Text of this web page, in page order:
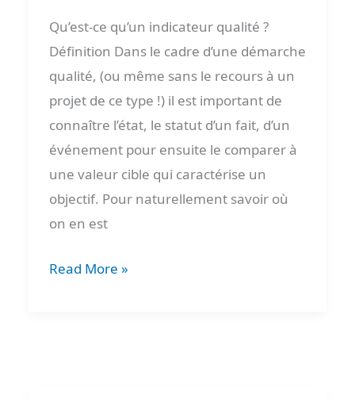
Qu’est-ce qu’un indicateur qualité ?
Définition Dans le cadre d’une démarche
qualité, (ou même sans le recours à un
projet de ce type !) il est important de
connaître l’état, le statut d’un fait, d’un
événement pour ensuite le comparer à
une valeur cible qui caractérise un
objectif. Pour naturellement savoir où
on en est
Read More »